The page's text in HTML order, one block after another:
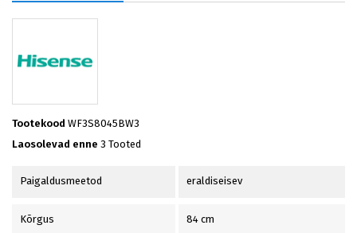
Tootekood WF3S8045BW3
Laosolevad enne 3 Tooted
Paigaldusmeetod eraldiseisev
Kõrgus 84 cm